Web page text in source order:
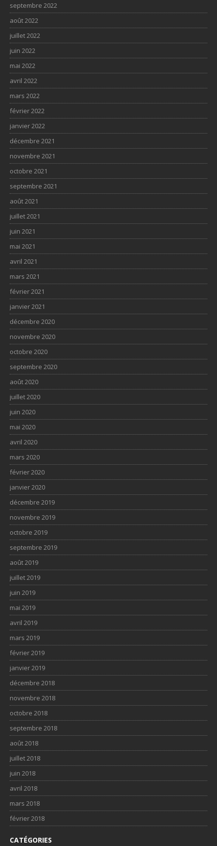
septembre 2022
août 2022
juillet 2022
juin 2022
mai 2022
avril 2022
mars 2022
février 2022
janvier 2022
décembre 2021
novembre 2021
octobre 2021
septembre 2021
août 2021
juillet 2021
juin 2021
mai 2021
avril 2021
mars 2021
février 2021
janvier 2021
décembre 2020
novembre 2020
octobre 2020
septembre 2020
août 2020
juillet 2020
juin 2020
mai 2020
avril 2020
mars 2020
février 2020
janvier 2020
décembre 2019
novembre 2019
octobre 2019
septembre 2019
août 2019
juillet 2019
juin 2019
mai 2019
avril 2019
mars 2019
février 2019
janvier 2019
décembre 2018
novembre 2018
octobre 2018
septembre 2018
août 2018
juillet 2018
juin 2018
avril 2018
mars 2018
février 2018
CATÉGORIES